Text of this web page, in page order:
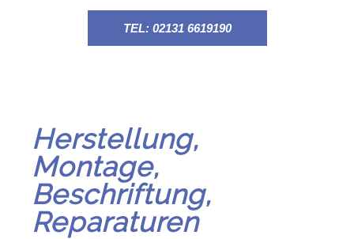
TEL: 02131 6619190
Herstellung,
Montage,
Beschriftung,
Reparaturen